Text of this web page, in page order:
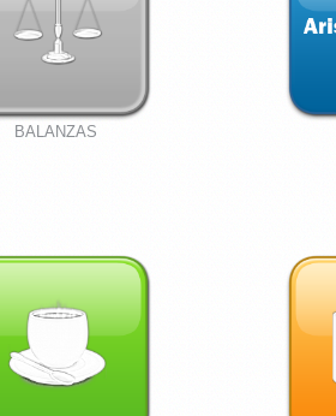
BALANZAS